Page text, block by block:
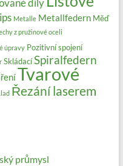
díly
Metalle Metallfedern Měď
z pružinové oceli
úpravy Pozitivní spojení
Skládací Spiralfedern
Tvarové
Řezání laserem
průmysl